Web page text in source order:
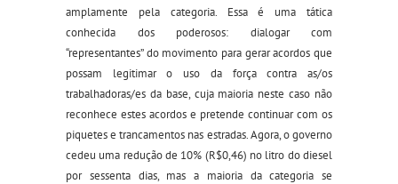
amplamente pela categoria. Essa é uma tática
conhecida dos poderosos: dialogar com
“representantes” do movimento para gerar acordos que
possam legitimar o uso da força contra as/os
trabalhadoras/es da base, cuja maioria neste caso não
reconhece estes acordos e pretende continuar com os
piquetes e trancamentos nas estradas. Agora, o governo
cedeu uma redução de 10% (R$0,46) no litro do diesel
por sessenta dias, mas a maioria da categoria se